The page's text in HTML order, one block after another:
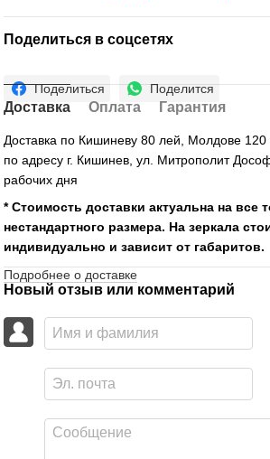
Поделиться в соцсетях
Поделиться Поделится
Доставка Оплата Гарантия
Доставка по Кишиневу 80 лей, Молдове
по адресу г. Кишинев, ул. Митрополит
рабочих дня
* Стоимость доставки актуальна на все
нестандартного размера. На зеркала
индивидуально и зависит от габаритов.
Подробнее о доставке
Новый отзыв или комментарий